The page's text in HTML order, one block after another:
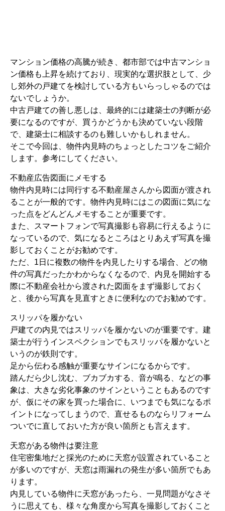
マンション価格の高騰が続き、都市部では中古マンショ
ン価格も上昇を続けており、現実的な選択肢として、少
し郊外の戸建てを検討している方もいらっしゃるのでは
ないでしょうか。
中古戸建ての善し悪しは、最終的には建築士の判断が必
要になるのですが、買うかどうかも決めていない段階
で、建築士に相談するのも難しいかもしれません。
そこで今回は、物件内見時のちょっとしたコツをご紹介
します。参考にしてください。
不動産広告図面にメモする
物件内見時には同行する不動産屋さんから図面が渡され
ることが一般的です。物件内見時にはこの図面に気にな
った点をどんどんメモすることが重要です。
また、スマートフォンで写真撮影も容易に行えるように
なっているので、気になるところはとりあえず写真を撮
影しておくことがお勧めです。
ただ、1日に複数の物件を内見したりする場合、どの物
件の写真だったかわからなくなるので、内見を開始する
際に不動産会社から渡された図面をまず撮影しておく
と、後から写真を見直すときに便利なのでお勧めです。
スリッパを履かない
戸建ての内見ではスリッパを履かないのが重要です。建
築士が行うインスペクションでもスリッパを履かないと
いうのが鉄則です。
足から伝わる感触が重要なサインになるからです。
踏んだら少し沈む、ブカブカする、音が鳴る、などの事
象は、大きな劣化事象のサインということもあるのです
が、仮にその家を買った場合に、いつまでも気になるポ
イントになってしまうので、直せるものならリフォーム
ついでに直しておいた方が良い箇所とも言えます。
天窓がある物件は要注意
住宅密集地だと採光のために天窓が設置されていること
が多いのですが、天窓は雨漏れの発生が多い箇所でもあ
ります。
内見している物件に天窓があったら、一見問題がなさそ
うに思えても、様々な角度から写真を撮影しておくこと